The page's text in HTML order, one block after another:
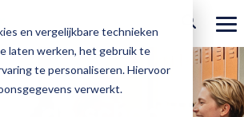
en vergelijkbare technieken
laten werken, het gebruik te
te personaliseren. Hiervoor
verwerkt.